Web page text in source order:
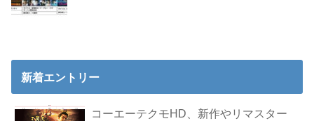
新着エントリー
コーエーテクモHD、新作やリマスター